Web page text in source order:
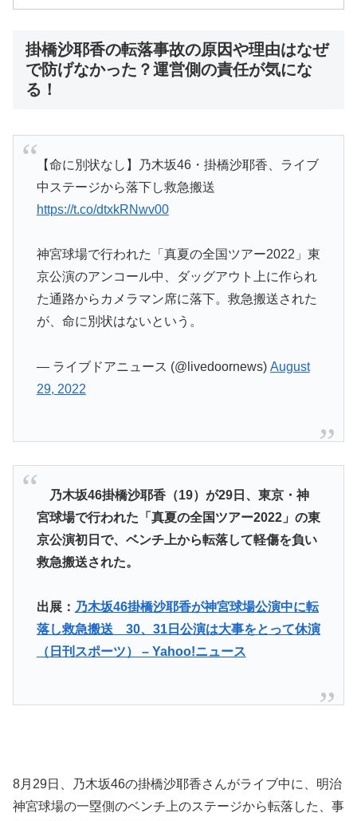
掛橋沙耶香の転落事故の原因や理由はなぜ
で防げなかった？運営側の責任が気にな
る！
【命に別状なし】乃木坂46・掛橋沙耶香、ライブ
中ステージから落下し救急搬送
https://t.co/dtxkRNwv00
神宮球場で行われた「真夏の全国ツアー2022」東
京公演のアンコール中、ダッグアウト上に作られ
た通路からカメラマン席に落下。救急搬送された
が、命に別状はないという。
— ライブドアニュース (@livedoornews) August
29, 2022
乃木坂46掛橋沙耶香（19）が29日、東京・神
宮球場で行われた「真夏の全国ツアー2022」の東
京公演初日で、ベンチ上から転落して軽傷を負い
救急搬送された。
出展： 乃木坂46掛橋沙耶香が神宮球場公演中に転
落し救急搬送 30、31日公演は大事をとって休演
（日刊スポーツ） – Yahoo!ニュース
8月29日、乃木坂46の掛橋沙耶香さんがライブ中に、明治
神宮球場の一塁側のベンチ上のステージから転落した、事